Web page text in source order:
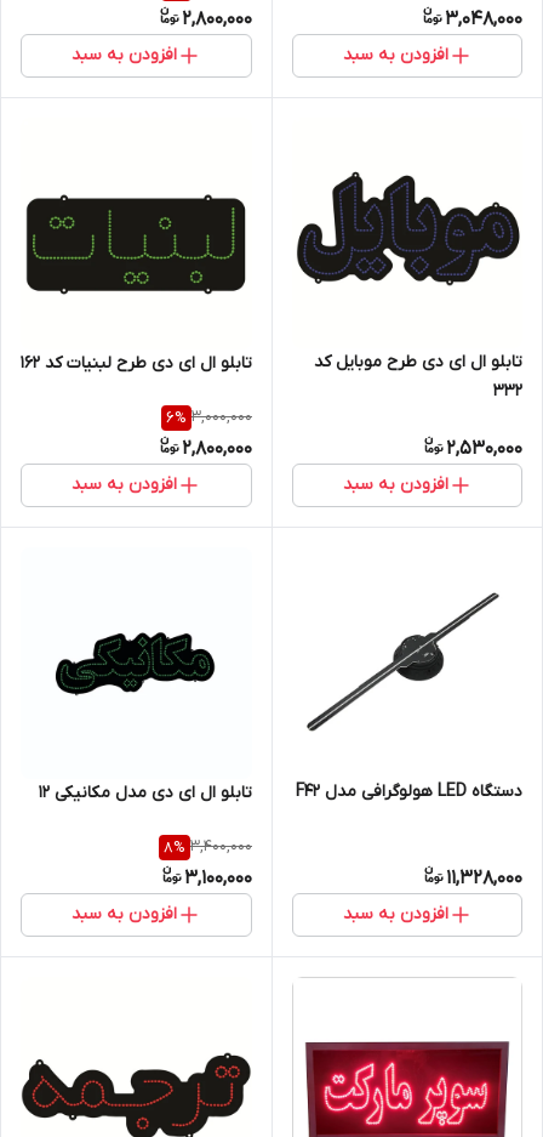
3,048,000
افزودن به سبد
2,800,000
افزودن به سبد
تابلو ال ای دی طرح موبایل کد
۳۳۲
2,530,000
افزودن به سبد
تابلو ال ای دی طرح لبنیات کد ۱۶۲
3,000,000
6%
2,800,000
افزودن به سبد
دستگاه LED هولوگرافی مدل F42
11,328,000
افزودن به سبد
تابلو ال ای دی مدل مکانیکی 12
3,400,000
8%
3,100,000
افزودن به سبد